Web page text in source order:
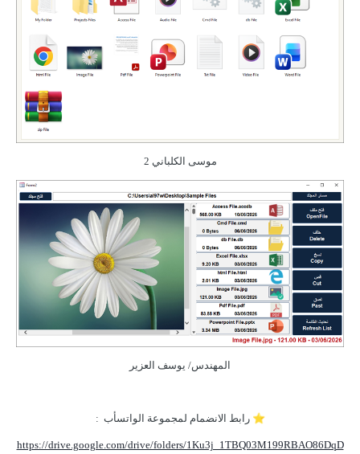
موسى الكلباني 2
المهندس/ يوسف العزير
⭐ رابط الانضمام لمجموعة الواتسأب :
https://drive.google.com/drive/folders/1Ku3j_1TBQ03M199RBAO86DqD